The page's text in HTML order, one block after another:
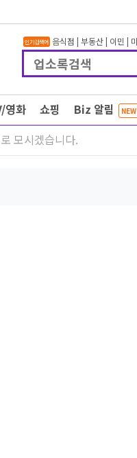
인기검색어 음식점 | 부동산| 이민 |
영화 쇼핑 Biz 알림 NEW
모시겠습니다.